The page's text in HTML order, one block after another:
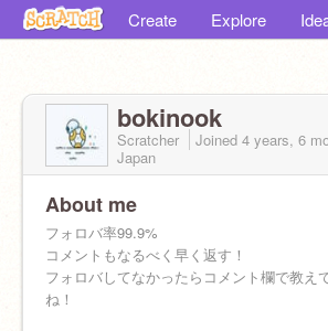
Create Explore
bokinook
Scratcher Joined 4 years, 6
Japan
About me
フォロバ率99.9%
コメントもなるべく早く返す！
フォロバしてなかったらコメント欄で教え
ね！